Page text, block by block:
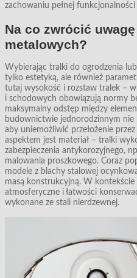
zachowaniu pełnej
Na co zwrócić
metalowych?
Wybierając tralki do ogrodzenia
tylko estetyką, ale również
tutaj wysokość i rozstaw tralek –
i schodowych obowiązują normy
maksymalny odstęp między
budownictwie jednorodzinnym
aby uniemożliwić przełożenie
aspektem jest materiał – tralki
zabezpieczenia antykorozyjnego,
malowania proszkowego. Coraz
modele z blachy stalowej
masą konstrukcyjną. W
atmosferyczne i łatwości
wykonane ze stali nierdzewnej.